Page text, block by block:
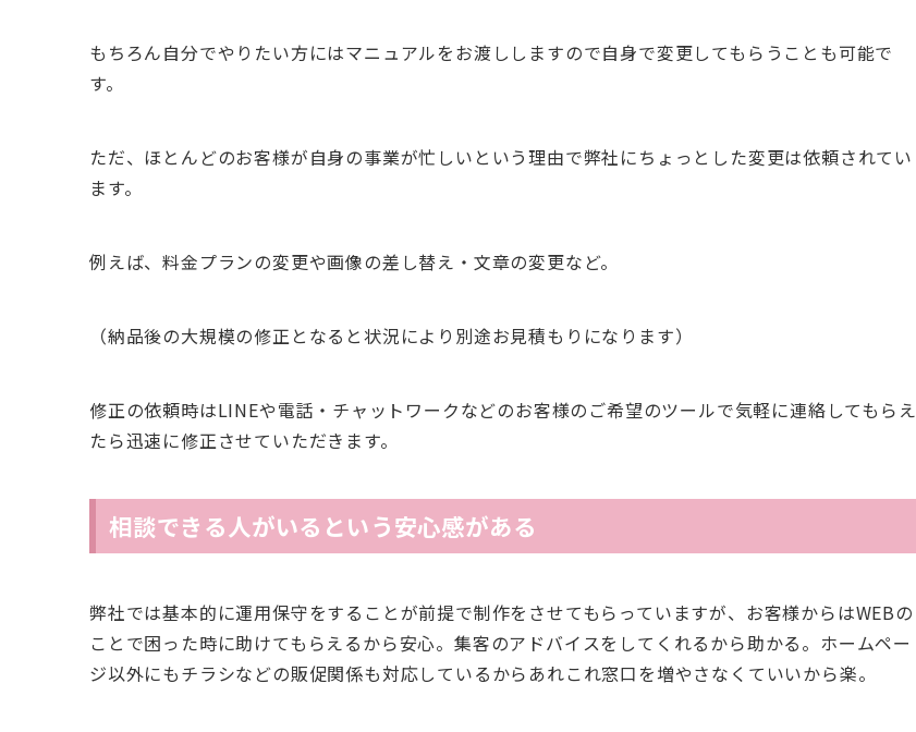
もちろん自分でやりたい方にはマニュアルをお渡ししますので自身で変更してもらうことも可能で
す。
ただ、ほとんどのお客様が自身の事業が忙しいという理由で弊社にちょっとした変更は依頼されてい
ます。
例えば、料金プランの変更や画像の差し替え・文章の変更など。
（納品後の大規模の修正となると状況により別途お見積もりになります）
修正の依頼時はLINEや電話・チャットワークなどのお客様のご希望のツールで気軽に連絡してもらえ
たら迅速に修正させていただきます。
相談できる人がいるという安心感がある
弊社では基本的に運用保守をすることが前提で制作をさせてもらっていますが、お客様からはWEBの
ことで困った時に助けてもらえるから安心。集客のアドバイスをしてくれるから助かる。ホームペー
ジ以外にもチラシなどの販促関係も対応しているからあれこれ窓口を増やさなくていいから楽。